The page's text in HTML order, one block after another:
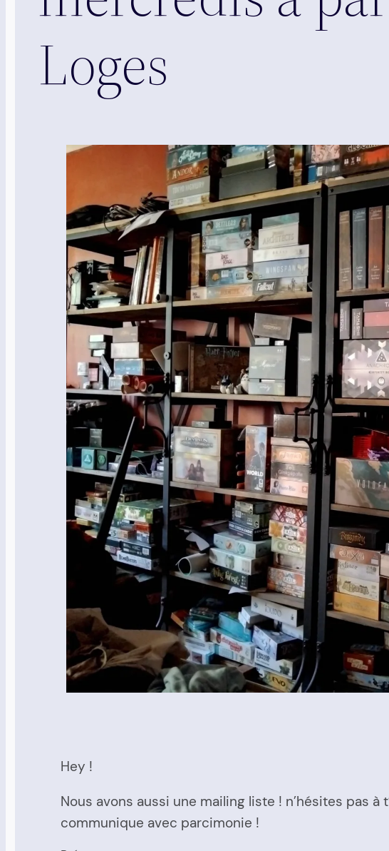
Loges
Hey !
Nous avons aussi une mailing liste ! n’hésites pas
communique avec parcimonie !